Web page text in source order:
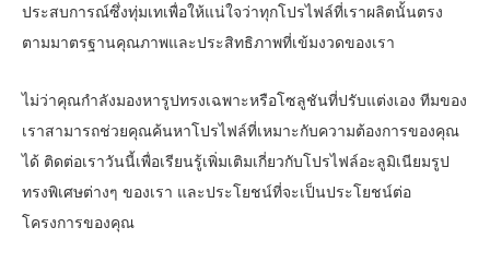
ประสบการณ์ซึ่งทุ่มเทเพื่อให้แน่ใจว่าทุกโปรไฟล์ที่เราผลิตนั้นตรง
ตามมาตรฐานคุณภาพและประสิทธิภาพที่เข้มงวดของเรา
ไม่ว่าคุณกำลังมองหารูปทรงเฉพาะหรือโซลูชันที่ปรับแต่งเอง ทีมของ
เราสามารถช่วยคุณค้นหาโปรไฟล์ที่เหมาะกับความต้องการของคุณ
ได้ ติดต่อเราวันนี้เพื่อเรียนรู้เพิ่มเติมเกี่ยวกับโปรไฟล์อะลูมิเนียมรูป
ทรงพิเศษต่างๆ ของเรา และประโยชน์ที่จะเป็นประโยชน์ต่อ
โครงการของคุณ